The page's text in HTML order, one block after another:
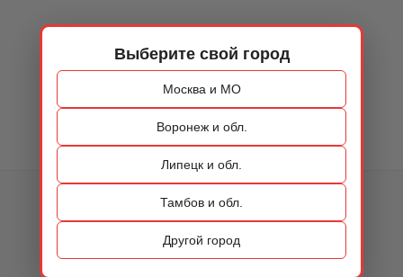
Выберите свой город
Москва и МО
Воронеж и обл.
Липецк и обл.
Тамбов и обл.
Другой город
КАТАЛОГ
ОБУВЬ